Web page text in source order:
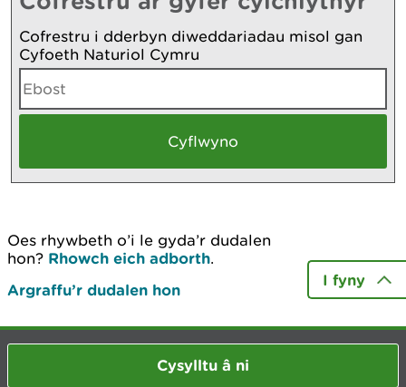
Cofrestru i dderbyn diweddariadau misol gan
Cyfoeth Naturiol Cymru
Oes rhywbeth o’i le gyda’r dudalen
hon? Rhowch eich adborth.
Argraffu’r dudalen hon
I fyny
Cysylltu â ni